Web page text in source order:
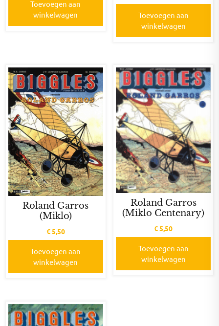
Toevoegen aan
winkelwagen
Toevoegen aan
winkelwagen
Roland Garros
(Miklo)
€5,50
Toevoegen aan
winkelwagen
Roland Garros
(Miklo Centenary)
€5,50
Toevoegen aan
winkelwagen